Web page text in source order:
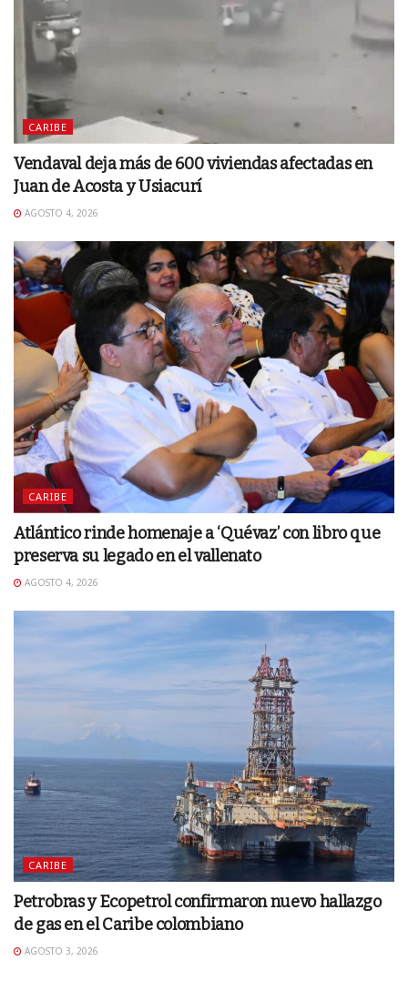
CARIBE
Vendaval deja más de 600 viviendas afectadas en
Juan de Acosta y Usiacurí
AGOSTO 4, 2026
CARIBE
Atlántico rinde homenaje a ‘Quévaz’ con libro que
preserva su legado en el vallenato
AGOSTO 4, 2026
CARIBE
Petrobras y Ecopetrol confirmaron nuevo hallazgo
de gas en el Caribe colombiano
AGOSTO 3, 2026